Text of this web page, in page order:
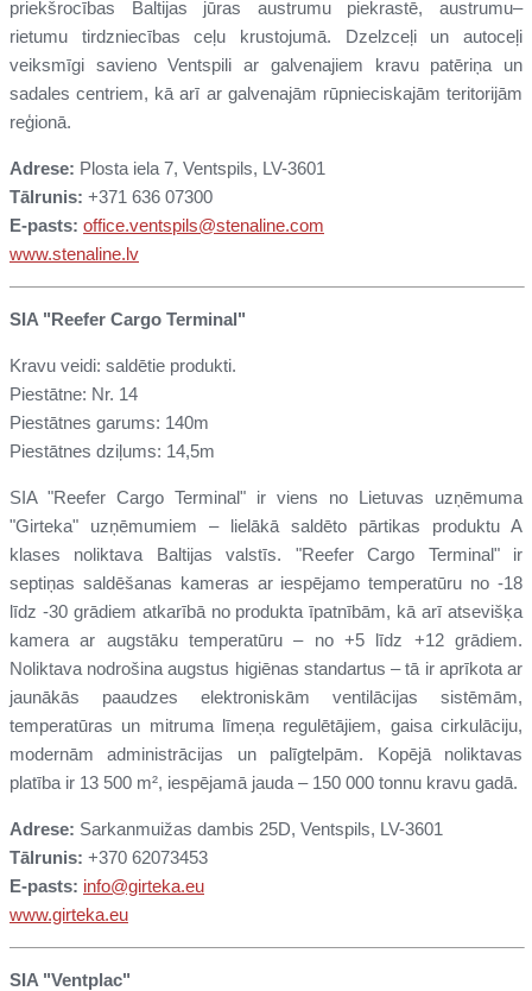
priekšrocības Baltijas jūras austrumu piekrastē, austrumu–
rietumu tirdzniecības ceļu krustojumā. Dzelzceļi un autoceļi
veiksmīgi savieno Ventspili ar galvenajiem kravu patēriņa un
sadales centriem, kā arī ar galvenajām rūpnieciskajām teritorijām
reģionā.
Adrese: Plosta iela 7, Ventspils, LV-3601
Tālrunis: +371 636 07300
E-pasts: office.ventspils@stenaline.com
www.stenaline.lv
SIA "Reefer Cargo Terminal"
Kravu veidi: saldētie produkti.
Piestātne: Nr. 14
Piestātnes garums: 140m
Piestātnes dziļums: 14,5m
SIA "Reefer Cargo Terminal" ir viens no Lietuvas uzņēmuma
"Girteka" uzņēmumiem – lielākā saldēto pārtikas produktu A
klases noliktava Baltijas valstīs. "Reefer Cargo Terminal" ir
septiņas saldēšanas kameras ar iespējamo temperatūru no -18
līdz -30 grādiem atkarībā no produkta īpatnībām, kā arī atsevišķa
kamera ar augstāku temperatūru – no +5 līdz +12 grādiem.
Noliktava nodrošina augstus higiēnas standartus – tā ir aprīkota ar
jaunākās paaudzes elektroniskām ventilācijas sistēmām,
temperatūras un mitruma līmeņa regulētājiem, gaisa cirkulāciju,
modernām administrācijas un palīgtelpām. Kopējā noliktavas
platība ir 13 500 m², iespējamā jauda – 150 000 tonnu kravu gadā.
Adrese: Sarkanmuižas dambis 25D, Ventspils, LV-3601
Tālrunis: +370 62073453
E-pasts: info@girteka.eu
www.girteka.eu
SIA "Ventplac"